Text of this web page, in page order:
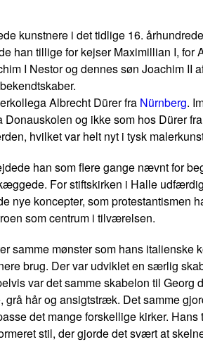
kunstnere i det tidlige 16.
han tillige for kejser Maximillian I, for
I Nestor og dennes søn Joachim II
Albrecht Dürer fra Nürnberg.
og ikke som hos Dürer
hvilket var helt nyt i tysk
han som flere gange nævnt for
For stiftskirken i Halle
nye koncepter, som protestantismen
som centrum i tilværelsen.
samme mønster som hans italienske
brug. Der var udviklet en særlig
var det samme skabelon til Georg
hår og ansigtstræk. Det samme
det mange forskellige kirker.
stil, der gjorde det svært at